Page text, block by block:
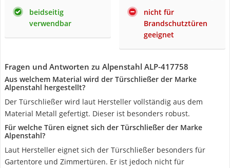
beidseitig
verwendbar
nicht für
Brandschutztüren
geeignet
Fragen und Antworten zu Alpenstahl ALP-417758
Aus welchem Material wird der Türschließer der Marke
Alpenstahl hergestellt?
Der Türschließer wird laut Hersteller vollständig aus dem
Material Metall gefertigt. Dieser ist besonders robust.
Für welche Türen eignet sich der Türschließer der Marke
Alpenstahl?
Laut Hersteller eignet sich der Türschließer besonders für
Gartentore und Zimmertüren. Er ist jedoch nicht für